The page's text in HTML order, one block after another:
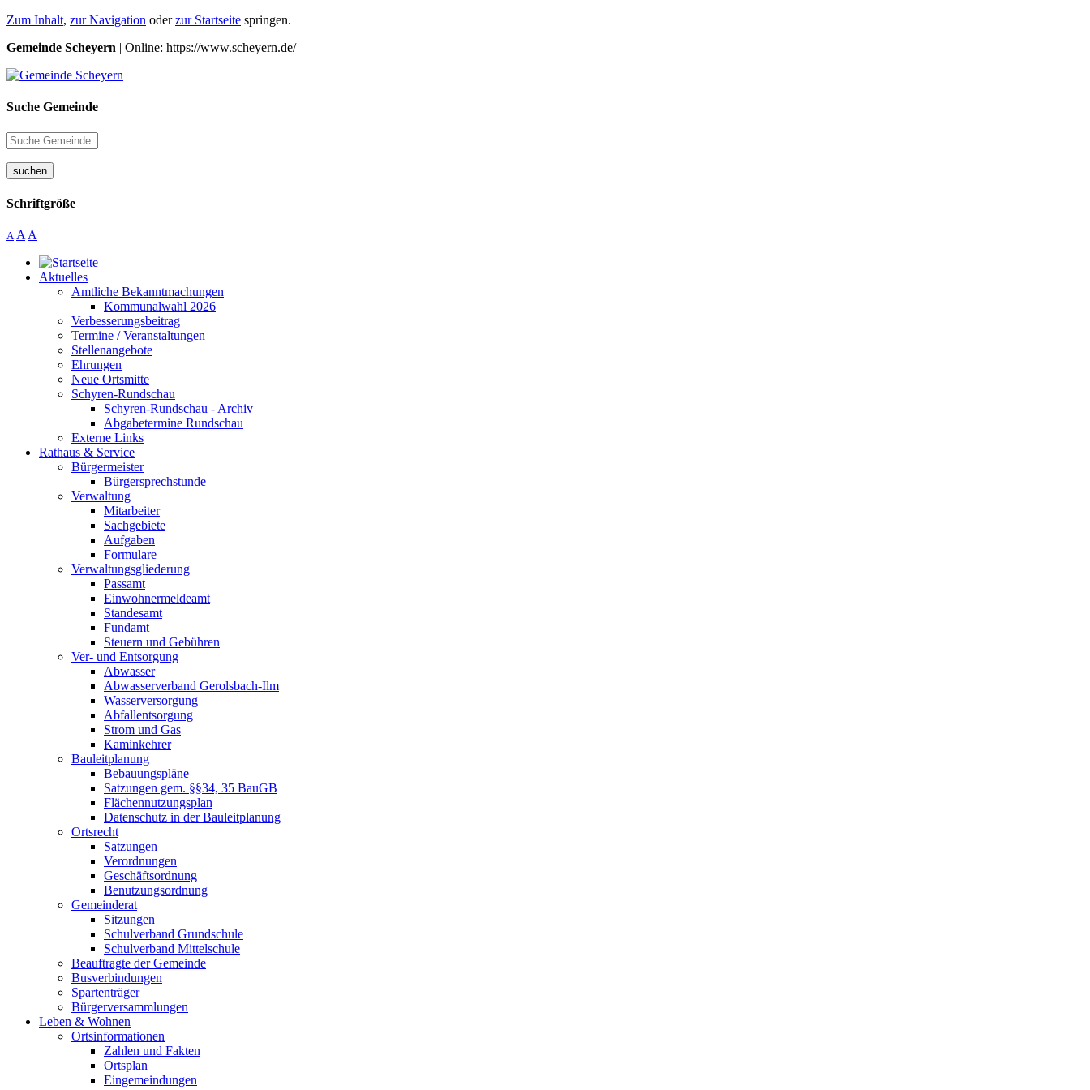
Zum Inhalt, zur Navigation oderzur Startseite springen.
Gemeinde Scheyern | Online: https://www.scheyern.de/
Suche Gemeinde
suchen
Schriftgröße
A A A
Aktuelles
Amtliche Bekanntmachungen
Kommunalwahl 2026
Verbesserungsbeitrag
Termine / Veranstaltungen
Stellenangebote
Ehrungen
Neue Ortsmitte
Schyren-Rundschau
Schyren-Rundschau - Archiv
Abgabetermine Rundschau
Externe Links
Rathaus & Service
Bürgermeister
Bürgersprechstunde
Verwaltung
Mitarbeiter
Sachgebiete
Aufgaben
Formulare
Verwaltungsgliederung
Passamt
Einwohnermeldeamt
Standesamt
Fundamt
Steuern und Gebühren
Ver- und Entsorgung
Abwasser
Abwasserverband Gerolsbach-Ilm
Wasserversorgung
Abfallentsorgung
Strom und Gas
Kaminkehrer
Bauleitplanung
Bebauungspläne
Satzungen gem. §§34, 35 BauGB
Flächennutzungsplan
Datenschutz in der Bauleitplanung
Ortsrecht
Satzungen
Verordnungen
Geschäftsordnung
Benutzungsordnung
Gemeinderat
Sitzungen
Schulverband Grundschule
Schulverband Mittelschule
Beauftragte der Gemeinde
Busverbindungen
Spartenträger
Bürgerversammlungen
Leben & Wohnen
Ortsinformationen
Zahlen und Fakten
Ortsplan
Eingemeindungen